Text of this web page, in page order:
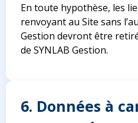
En toute hypothèse, les
renvoyant au Site sans
Gestion devront être
de SYNLAB Gestion.
6. Données à